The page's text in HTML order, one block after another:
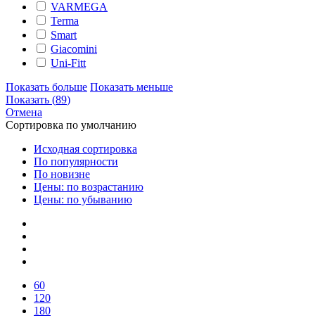
VARMEGA
Terma
Smart
Giacomini
Uni-Fitt
Показать больше Показать меньше
Показать (89)
Отмена
Сортировка по умолчанию
Исходная сортировка
По популярности
По новизне
Цены: по возрастанию
Цены: по убыванию
60
120
180